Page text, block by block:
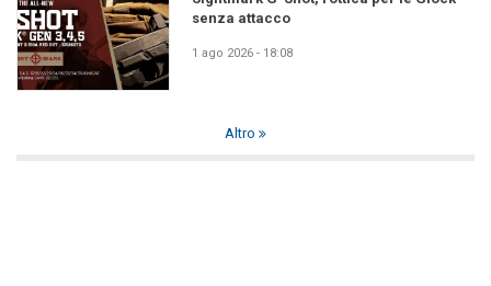
senza attacco
1 ago 2026 - 18:08
Altro